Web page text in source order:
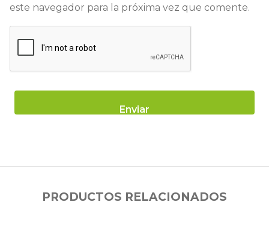
este navegador para la próxima vez que comente.
PRODUCTOS RELACIONADOS